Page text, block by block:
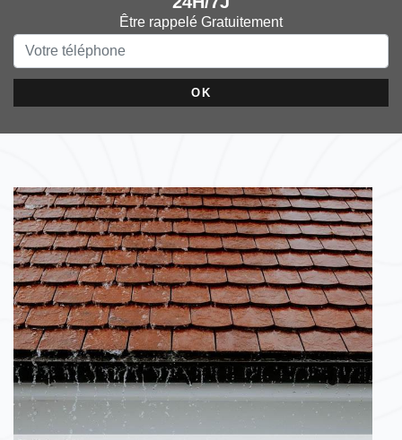
Être rappelé Gratuitement